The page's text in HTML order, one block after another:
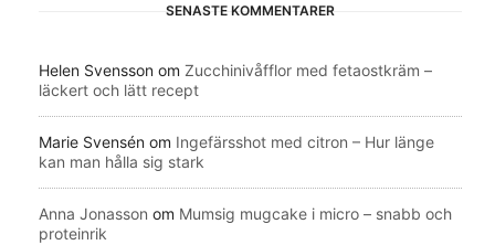
SENASTE KOMMENTARER
Helen Svensson om Zucchinivåfflor med fetaostkräm –
läckert och lätt recept
Marie Svensén om Ingefärsshot med citron – Hur länge
kan man hålla sig stark
Anna Jonasson om Mumsig mugcake i micro – snabb och
proteinrik